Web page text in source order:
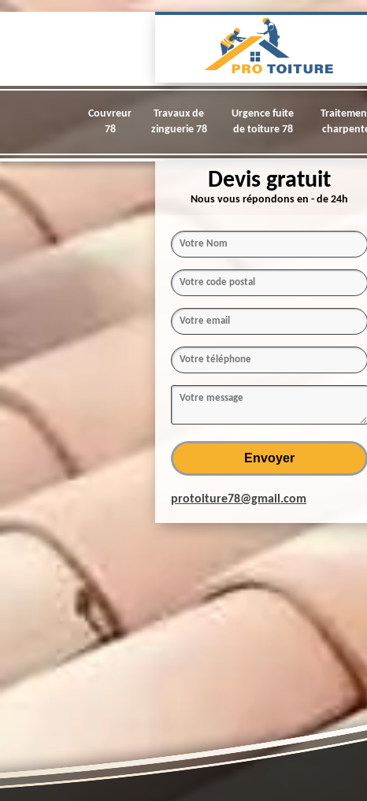
Couvreur
78
Travaux de
zinguerie 78
Urgence fuite
de toiture 78
Devis gratuit
Nous vous répondons en - de 24h
protoiture78@gmail.com